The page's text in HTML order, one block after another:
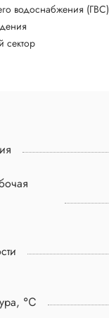
водоснабжения (ГВС)
℃